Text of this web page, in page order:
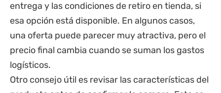
entrega y las condiciones de retiro en tienda, si
esa opción está disponible. En algunos casos,
una oferta puede parecer muy atractiva, pero el
precio final cambia cuando se suman los gastos
logísticos.
Otro consejo útil es revisar las características del